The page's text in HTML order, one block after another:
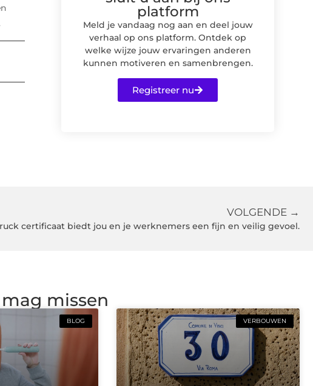
platform
Meld je vandaag nog aan en deel jouw
verhaal op ons platform. Ontdek op
welke wijze jouw ervaringen anderen
kunnen motiveren en samenbrengen.
Registreer nu
VOLGENDE →
certificaat biedt jou en je werknemers een fijn en veilig gevoel.
missen
BLOG VERBOUWEN